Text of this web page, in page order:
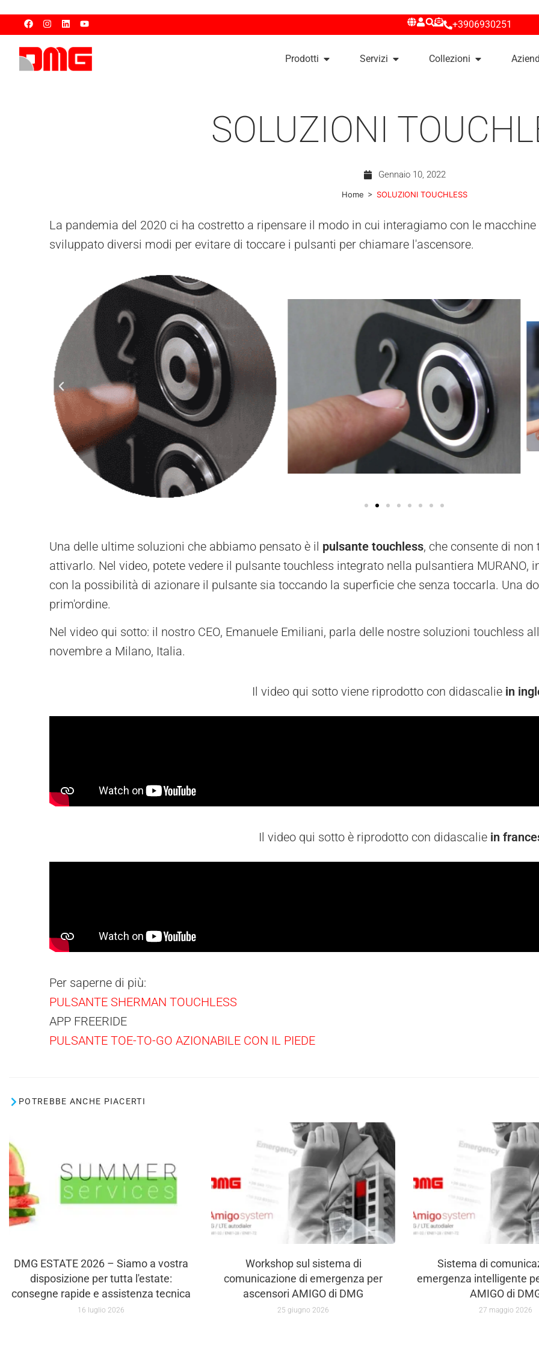
+3906930251
Prodotti Servizi Collezioni
SOLUZIONI
Gennaio 10, 2022
Home > SOLUZIONI TOUCHLESS
La pandemia del 2020 ci ha costretto a ripensare il modo in cui interagiamo con le
sviluppato diversi modi per evitare di toccare i pulsanti per chiamare l'ascensore.
Una delle ultime soluzioni che abbiamo pensato è il pulsante touchless, che consente di
attivarlo. Nel video, potete vedere il pulsante touchless integrato nella pulsantiera
con la possibilità di azionare il pulsante sia toccando la superficie che senza toccarla. Una
prim'ordine.
Nel video qui sotto: il nostro CEO, Emanuele Emiliani, parla delle nostre soluzioni touchless
novembre a Milano, Italia.
Il video qui sotto viene riprodotto con didascalie in
Il video qui sotto è riprodotto con didascalie in
Per saperne di più:
PULSANTE SHERMAN TOUCHLESS
APP FREERIDE
PULSANTE TOE-TO-GO AZIONABILE CON IL PIEDE
POTREBBE ANCHE PIACERTI
DMG ESTATE 2026 – Siamo a vostra
disposizione per tutta l'estate:
consegne rapide e assistenza tecnica
16 luglio 2026
Workshop sul sistema di
comunicazione di emergenza per
ascensori AMIGO di DMG
25 giugno 2026
Sistema di
emergenza intelligente
AMIGO di
27 maggio 2026